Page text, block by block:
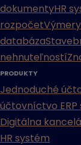
dokumentyHR
rozpočetVýmery
databáza
nehnuteľností
PRODUKTY
Jednoduché
účtovníctvo
Digitálna
HR systém